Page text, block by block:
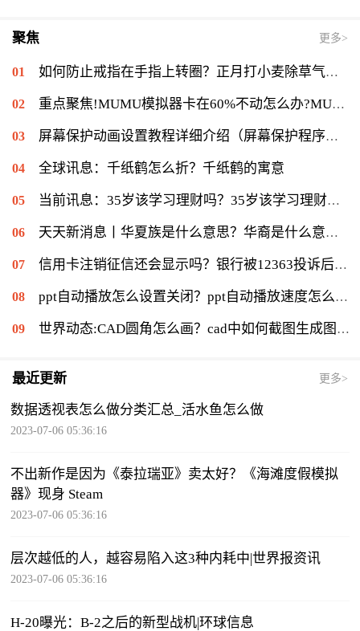
聚焦 更多>
如何防止戒指在手指上转圈？正月打小麦除草气温多少能打？ 全球短讯
重点聚焦!MUMU模拟器卡在60%不动怎么办?MUMU模拟器卡在60%的解决流程
屏幕保护动画设置教程详细介绍（屏幕保护程序等待时间怎么设置）|当前速读
全球讯息：千纸鹤怎么折？千纸鹤的寓意
当前讯息：35岁该学习理财吗？35岁该学习理财会不会太迟？
天天新消息丨华夏族是什么意思？华裔是什么意思：华侨在侨居国生下的子女
信用卡注销征信还会显示吗？银行被12363投诉后果是什么？|环球通讯
ppt自动播放怎么设置关闭？ppt自动播放速度怎么调慢？ 世界报资讯
世界动态:CAD圆角怎么画？cad中如何截图生成图片？
最近更新 更多>
数据透视表怎么做分类汇总_活水鱼怎么做
2023-07-06 05:36:16
不出新作是因为《泰拉瑞亚》卖太好？《海滩度假模拟
器》现身 Steam
2023-07-06 05:36:16
层次越低的人，越容易陷入这3种内耗中|世界报资讯
2023-07-06 05:36:16
H-20曝光：B-2之后的新型战机|环球信息